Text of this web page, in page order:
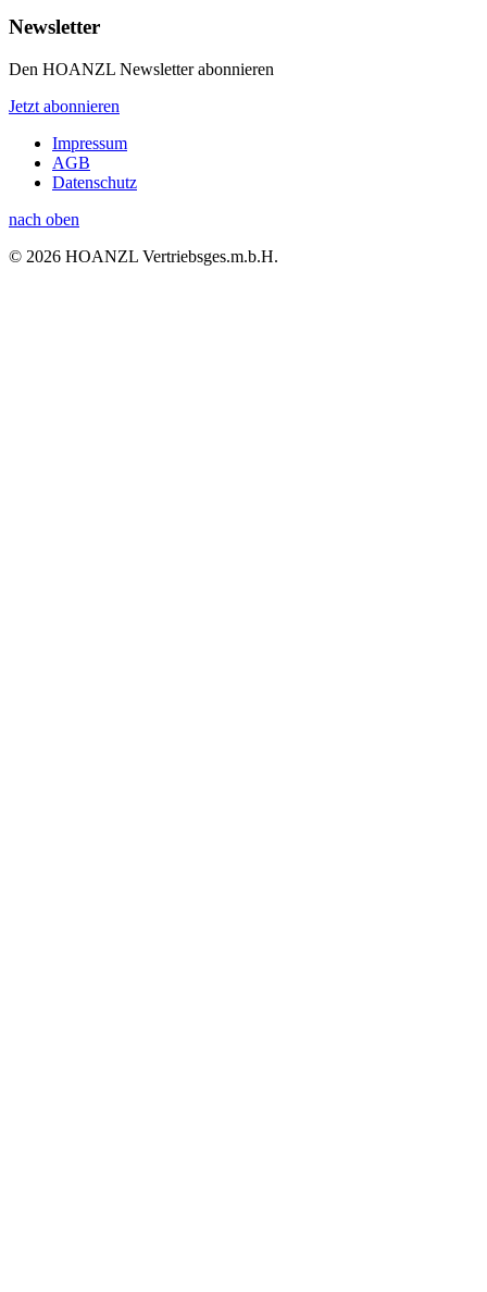
Newsletter
Den HOANZL Newsletter abonnieren
Jetzt abonnieren
Impressum
AGB
Datenschutz
nach oben
© 2026 HOANZL Vertriebsges.m.b.H.